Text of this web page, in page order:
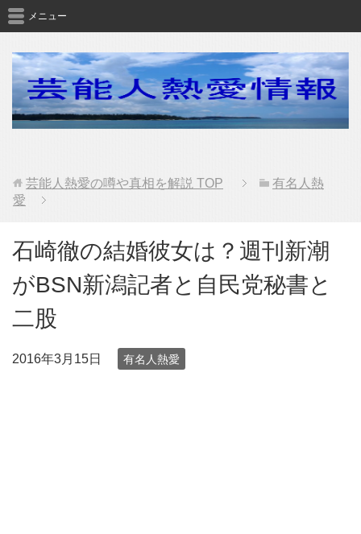
メニュー
芸能人熱愛の噂や真相を解説 TOP
有名人熱
愛
石崎徹の結婚彼女は？週刊新潮
がBSN新潟記者と自民党秘書と
二股
2016年3月15日 有名人熱愛